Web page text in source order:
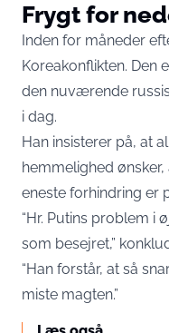
Frygt for
Inden for måneder
Koreakonflikten. Den
den nuværende
i dag.
Han insisterer på, at
hemmelighed
eneste forhindring er
“Hr. Putins problem i
som besejret,”
“Han forstår, at så
miste magten.”